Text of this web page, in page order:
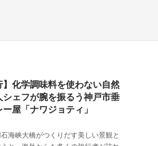
】化学調味料を使わない自然
ェフが腕を振るう神戸市垂
屋「ナワジョティ」
海峡大橋がつくりだす美しい景観と